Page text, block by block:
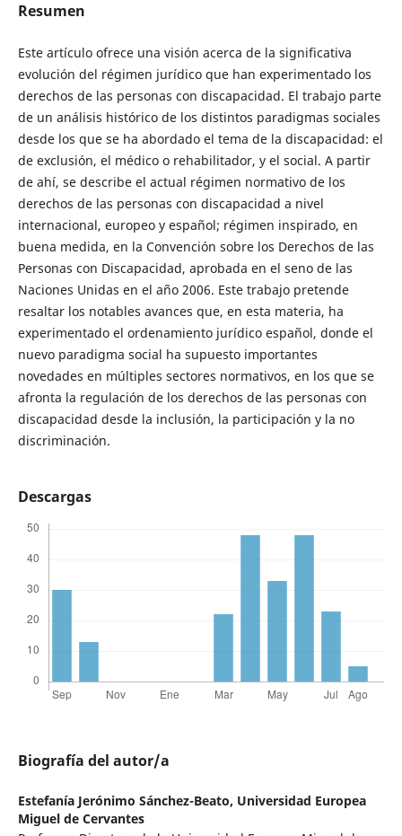
Resumen
Este artículo ofrece una visión acerca de la significativa
evolución del régimen jurídico que han experimentado los
derechos de las personas con discapacidad. El trabajo parte
de un análisis histórico de los distintos paradigmas sociales
desde los que se ha abordado el tema de la discapacidad: el
de exclusión, el médico o rehabilitador, y el social. A partir
de ahí, se describe el actual régimen normativo de los
derechos de las personas con discapacidad a nivel
internacional, europeo y español; régimen inspirado, en
buena medida, en la Convención sobre los Derechos de las
Personas con Discapacidad, aprobada en el seno de las
Naciones Unidas en el año 2006. Este trabajo pretende
resaltar los notables avances que, en esta materia, ha
experimentado el ordenamiento jurídico español, donde el
nuevo paradigma social ha supuesto importantes
novedades en múltiples sectores normativos, en los que se
afronta la regulación de los derechos de las personas con
discapacidad desde la inclusión, la participación y la no
discriminación.
Descargas
Biografía del autor/a
Estefanía Jerónimo Sánchez-Beato, Universidad Europea
Miguel de Cervantes